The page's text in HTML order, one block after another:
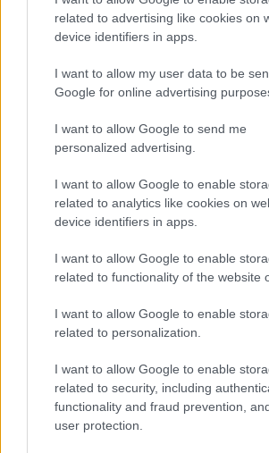
related to advertising like cookies on
device identifiers in apps.
I want to allow my user data to be
Google for online advertising
I want to allow Google to send me
personalized advertising.
I want to allow Google to enable
related to analytics like cookies on
device identifiers in apps.
I want to allow Google to enable
related to functionality of the website
I want to allow Google to enable
related to personalization.
I want to allow Google to enable
related to security, including
functionality and fraud prevention,
user protection.
Népszerű
Lannert Judit az RTL-nek:
tankerületek és a Klebelsberg